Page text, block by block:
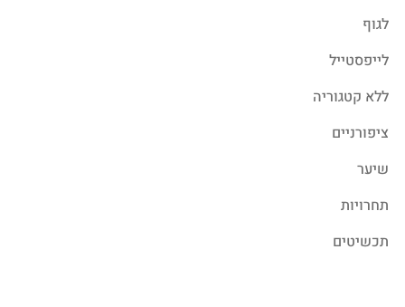
לגוף
לייפסטייל
ללא קטגוריה
ציפורניים
שיער
תחרויות
תכשיטים